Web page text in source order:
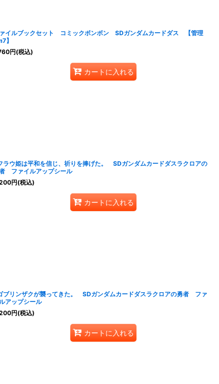
イルブックセット コミックボンボン SDガンダムカードダス 【管理
】
円(税込)
カートに入れる
ラウ姫は平和を信じ、祈りを捧げた。 SDガンダムカードダスラクロアの
ファイルアップシール
円(税込)
カートに入れる
ブリンザクが襲ってきた。 SDガンダムカードダスラクロアの勇者 ファ
アップシール
円(税込)
カートに入れる